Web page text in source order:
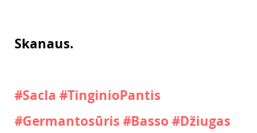
Skanaus.
#Sacla #TinginioPantis
#Germantosūris#Basso#Džiugas